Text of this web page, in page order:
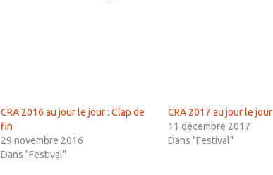
CRA 2016 au jour le jour : Clap de
fin
29 novembre 2016
Dans "Festival"
CRA 2017 au jour le jour
11 décembre 2017
Dans "Festival"